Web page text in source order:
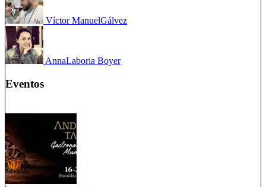
Víctor ManuelGálvez
AnnaLaboria Boyer
Eventos